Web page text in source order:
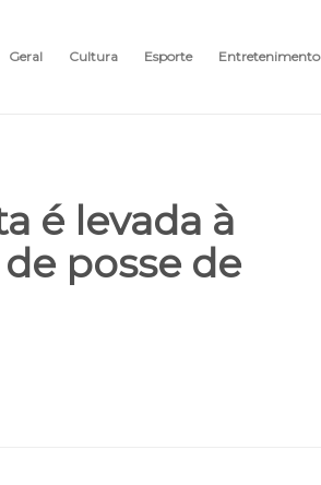
Geral Cultura Esporte Entretenimento
é levada à
posse de